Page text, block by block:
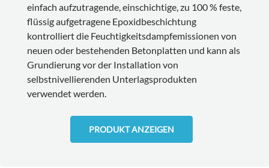
einfach aufzutragende, einschichtige, zu 100 % feste,
flüssig aufgetragene Epoxidbeschichtung
kontrolliert die Feuchtigkeitsdampfemissionen von
neuen oder bestehenden Betonplatten und kann als
Grundierung vor der Installation von
selbstnivellierenden Unterlagsprodukten
verwendet werden.
PRODUKT ANZEIGEN